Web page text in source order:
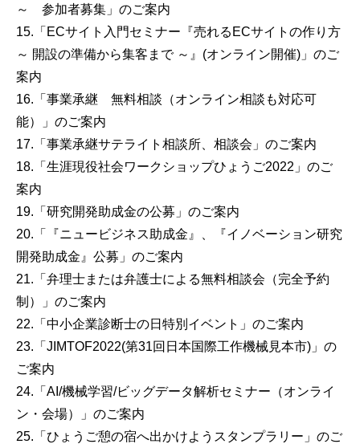
～ 参加者募集」のご案内
15.「ECサイト入門セミナー『売れるECサイトの作り方
～ 開設の準備から集客まで ～』(オンライン開催)」のご
案内
16.「事業承継 無料相談（オンライン相談も対応可
能）」のご案内
17.「事業承継サテライト相談所、相談会」のご案内
18.「生涯現役社会ワークショップひょうご2022」のご
案内
19.「研究開発助成金の公募」のご案内
20.「『ニュービジネス助成金』、『イノベーション研究
開発助成金』公募」のご案内
21.「弁理士または弁護士による無料相談会（完全予約
制）」のご案内
22.「中小企業診断士の日特別イベント」のご案内
23.「JIMTOF2022(第31回日本国際工作機械見本市)」の
ご案内
24.「AI/機械学習/ビッグデータ解析セミナー（オンライ
ン・会場）」のご案内
25.「ひょうご憩の宿へ出かけようスタンプラリー」のご